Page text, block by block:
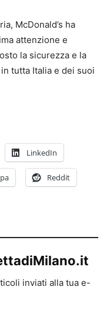
McDonald’s ha
attenzione e
la sicurezza e la
tutta Italia e dei suoi
LinkedIn
Reddit
inviati alla tua e-